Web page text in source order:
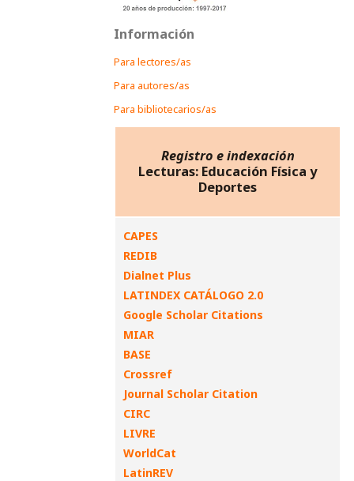
Información
Para lectores/as
Para autores/as
Para bibliotecarios/as
Registro e indexación
Lecturas: Educación Física y
Deportes
CAPES
REDIB
Dialnet Plus
LATINDEX CATÁLOGO 2.0
Google Scholar Citations
MIAR
BASE
Crossref
Journal Scholar Citation
CIRC
LIVRE
WorldCat
LatinREV